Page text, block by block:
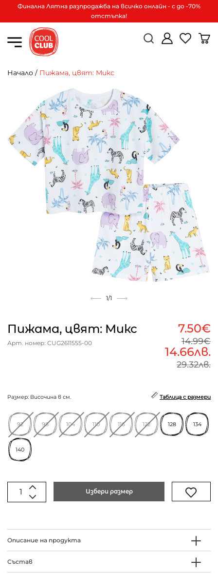
Финална Лятна разпродажба на всичко онлайн - с до -70%
отстъпка!
Начало / Пижама, цвят: Микс
1/1
Пижама, цвят: Микс
Арт. номер: CUG2611555-00
7.50€
14.99€
14.66лв.
29.32лв.
Размер: Височина в см. Таблица с размери
92 98 104 110 116 122 128 134
140
Избери размер
Описание на продукта
Състав